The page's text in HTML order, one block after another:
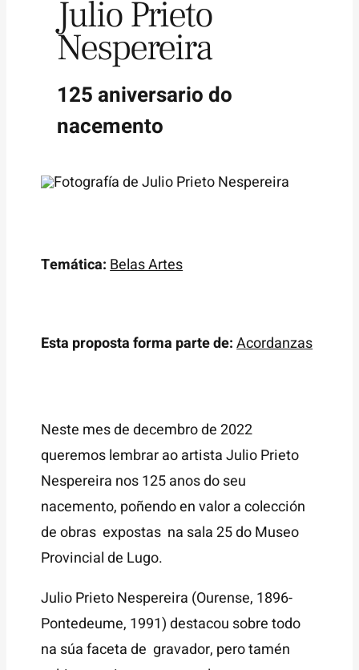
Julio Prieto
Nespereira
125 aniversario do
nacemento
Temática:Belas Artes
Esta proposta forma parte de:Acordanzas
Neste mes de decembro de 2022
queremos lembrar ao artista Julio Prieto
Nespereira nos 125 anos do seu
nacemento, poñendo en valor a colección
de obras expostas na sala 25 do Museo
Provincial de Lugo.
Julio Prieto Nespereira (Ourense, 1896-
Pontedeume, 1991) destacou sobre todo
na súa faceta de gravador, pero tamén